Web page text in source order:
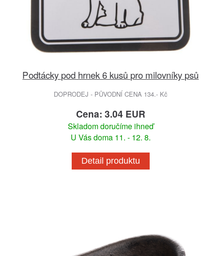
Podtácky pod hrnek 6 kusů pro milovníky psů
DOPRODEJ - PŮVODNÍ CENA 134.- Kč
Cena: 3.04 EUR
Skladom doručíme ihneď
U Vás doma 11. - 12. 8.
Detail produktu